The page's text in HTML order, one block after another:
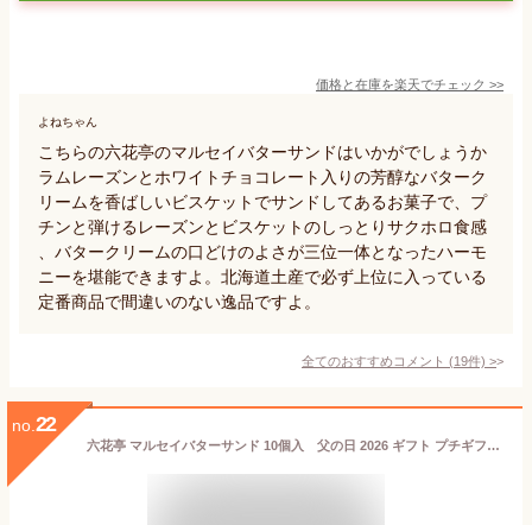
価格と在庫を楽天でチェック >>
よねちゃん
こちらの六花亭のマルセイバターサンドはいかがでしょうか
ラムレーズンとホワイトチョコレート入りの芳醇なバターク
リームを香ばしいビスケットでサンドしてあるお菓子で、プ
チンと弾けるレーズンとビスケットのしっとりサクホロ食感
、バタークリームの口どけのよさが三位一体となったハーモ
ニーを堪能できますよ。北海道土産で必ず上位に入っている
定番商品で間違いのない逸品ですよ。
全てのおすすめコメント (19件) >
no. 22
六花亭 マルセイバターサンド 10個入 父の日 2026 ギフト プチギフト 北海道 お土産 スイーツ レーズンサンド お茶請け サンドクッキー 帯広 土産 お菓子 洋菓子 誕生日 内祝い 個包装 退職 お祝い 転勤 お礼 お返し 御供 感謝 有名 定番